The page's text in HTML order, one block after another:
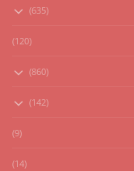
(635)
(120)
(860)
(142)
(9)
(14)